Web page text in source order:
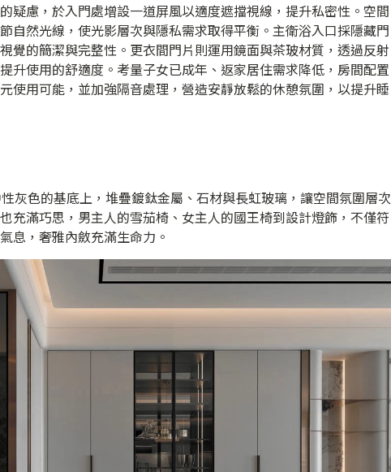
疑慮，於入門處增設一道屏風以適度遮擋視線，提升私密性。空間
自然光線，使光影層次與隱私需求取得平衡。主衛浴入口採隱藏門
覺的簡潔與完整性。更衣間門片則運用鏡面與茶玻材質，透過反射
升使用的舒適度。考量子女已成年、返家居住需求降低，房間配置
使用可能，並加強隔音處理，營造安靜放鬆的休憩氛圍，以提升睡
灰色的基底上，堆疊鍍鈦金屬、石材與長虹玻璃，讓空間氛圍層次
充滿巧思，男主人的雪茄椅、女主人的國王椅到設計燈飾，不僅符
息，奢雅內斂充滿生命力。